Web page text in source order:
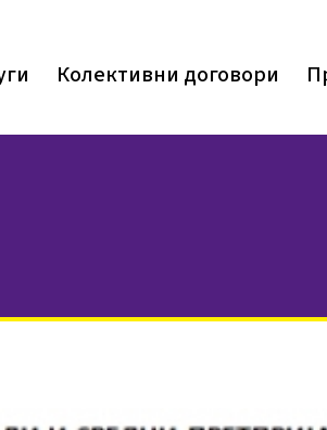
Колективни договори